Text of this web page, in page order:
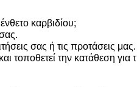
καρβιδίου;
σας ή τις προτάσεις μας.
τοποθετεί την κατάθεση για